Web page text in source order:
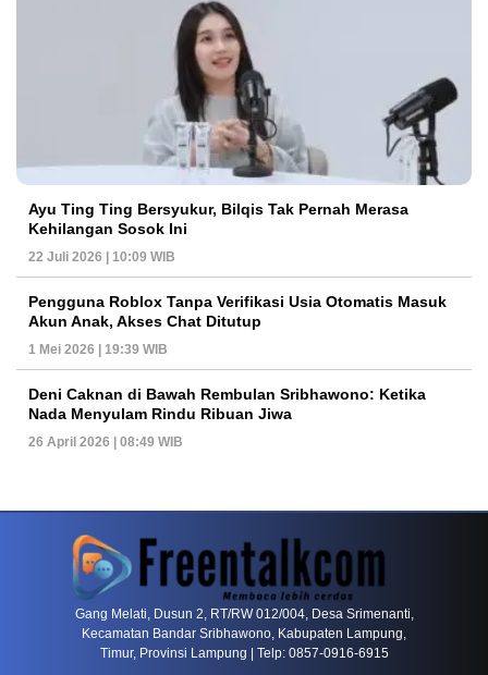
Ayu Ting Ting Bersyukur, Bilqis Tak Pernah Merasa
Kehilangan Sosok Ini
22 Juli 2026 | 10:09 WIB
Pengguna Roblox Tanpa Verifikasi Usia Otomatis Masuk
Akun Anak, Akses Chat Ditutup
1 Mei 2026 | 19:39 WIB
Deni Caknan di Bawah Rembulan Sribhawono: Ketika
Nada Menyulam Rindu Ribuan Jiwa
26 April 2026 | 08:49 WIB
PETIR800 LOGIN Bagaimana Kasino Online Menjadi Bagian
Gang Melati, Dusun 2, RT/RW 012/004, Desa Srimenanti,
Kecamatan Bandar Sribhawono, Kabupaten Lampung,
Timur, Provinsi Lampung | Telp: 0857-0916-6915